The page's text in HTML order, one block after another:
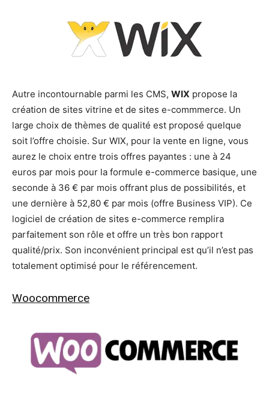
Autre incontournable parmi les CMS, WIX propose la
création de sites vitrine et de sites e-commmerce. Un
large choix de thèmes de qualité est proposé quelque
soit l’offre choisie. Sur WIX, pour la vente en ligne, vous
aurez le choix entre trois offres payantes : une à 24
euros par mois pour la formule e-commerce basique, une
seconde à 36 € par mois offrant plus de possibilités, et
une dernière à 52,80 € par mois (offre Business VIP). Ce
logiciel de création de sites e-commerce remplira
parfaitement son rôle et offre un très bon rapport
qualité/prix. Son inconvénient principal est qu’il n’est pas
totalement optimisé pour le référencement.
Woocommerce